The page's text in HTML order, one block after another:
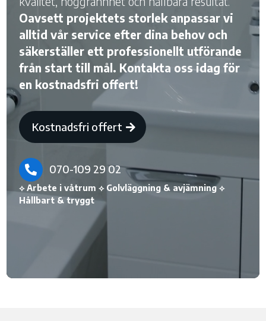
Oavsett projektets storlek anpassar vi
alltid vår service efter dina behov och
säkerställer ett professionellt utförande
från start till mål. Kontakta oss idag för
en kostnadsfri offert!
Kostnadsfri offert
 070-109 29 02
⟡ Arbete i våtrum ⟡ Golvläggning & avjämning ⟡
Hållbart & tryggt